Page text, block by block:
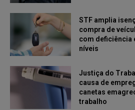
STF amplia
compra de
com deficiência
níveis
Justiça do
causa de
canetas
trabalho